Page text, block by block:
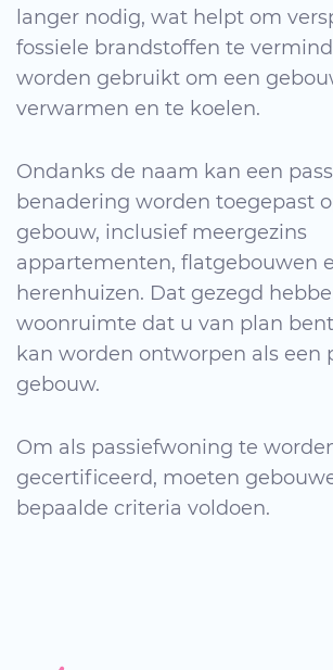
langer nodig, wat helpt om
fossiele brandstoffen te
worden gebruikt om een
verwarmen en te koelen.
Ondanks de naam kan een
benadering worden toegepast
gebouw, inclusief meergezins
appartementen, flatgebouwen
herenhuizen. Dat gezegd
woonruimte dat u van plan
kan worden ontworpen als een
gebouw.
Om als passiefwoning te
gecertificeerd, moeten
bepaalde criteria voldoen.